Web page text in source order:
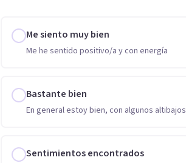
Me siento muy bien
Me he sentido positivo/a y con energía
Bastante bien
En general estoy bien, con algunos altibajos
Sentimientos encontrados